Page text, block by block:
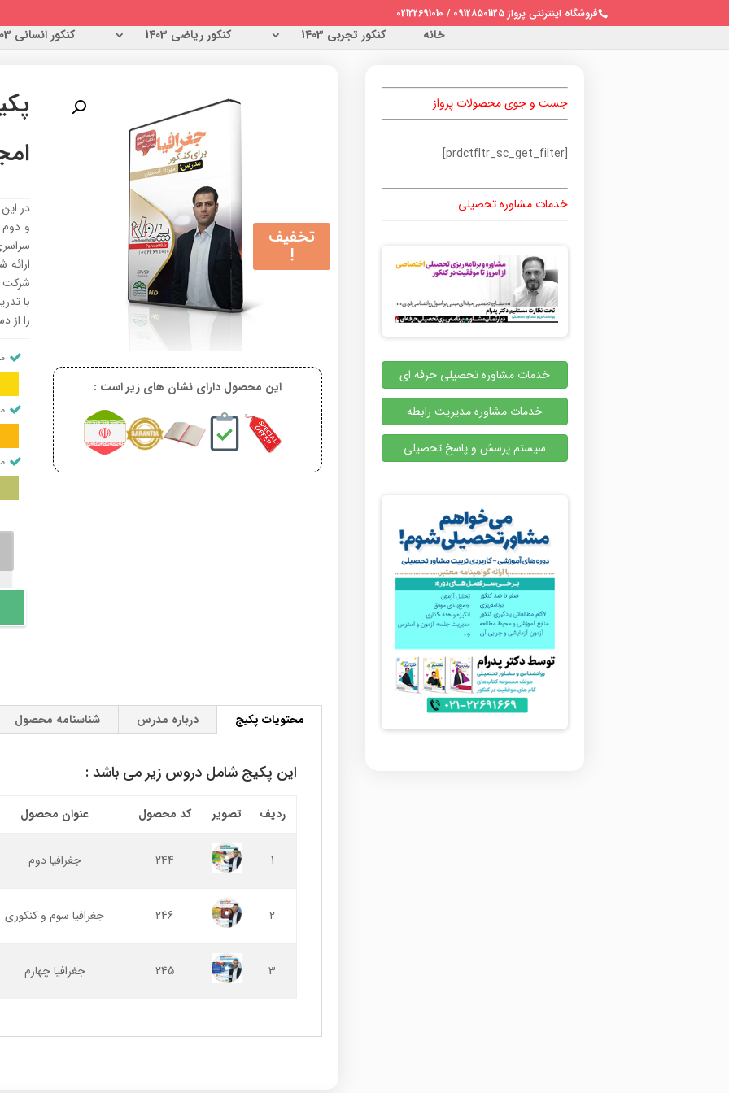
فروشگاه اینترنتی پرواز 09128501125 / 02122691010
خانه کنکور تجربی 1403 کنکور ریاضی 1403 کنکور انسانی 1403
تخفیف
!
این محصول دارای نشان های زیر است :
در
و
شرکت
با
را از
محتویات پکیج درباره مدرس شناسنامه محصول
این پکیج شامل دروس زیر می باشد :
ردیف تصویر کد محصول عنوان محصول
1
244 جغرافیا دوم
2
246 جغرافیا سوم و کنکوری
3
245 جغرافیا چهارم
جست و جوی محصولات پرواز
[prdctfltr_sc_get_filter]
خدمات مشاوره تحصیلی
خدمات مشاوره تحصیلی حرفه ای
خدمات مشاوره مدیریت رابطه
سیستم پرسش و پاسخ تحصیلی